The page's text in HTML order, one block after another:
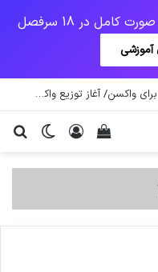
در 18 سرفصل
آموزشی
جهش آمریکایی کرونا و چالشی جدید برای واکسن/ آغاز توزیع واکسن از سوی اتحادیه کوواکس
تغییر ورود
دیدن سبد خرید